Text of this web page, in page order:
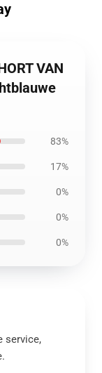
VAN
83%
17%
0%
0%
0%
service,